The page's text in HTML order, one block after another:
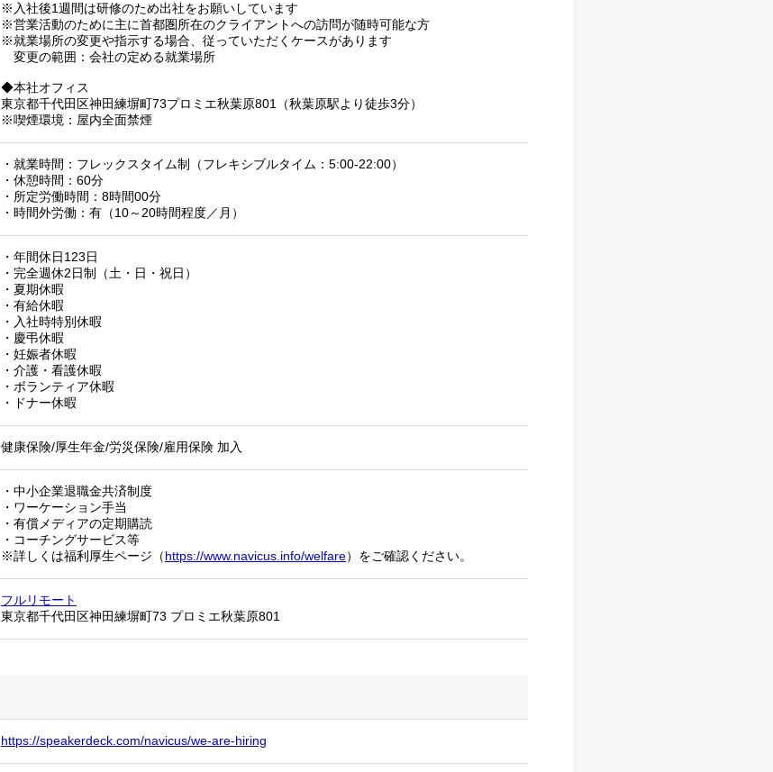
※入社後1週間は研修のため出社をお願いしています
※営業活動のために主に首都圏所在のクライアントへの訪問が随時可能な方
※就業場所の変更や指示する場合、従っていただくケースがあります
​ 変更の範囲：会社の定める就業場所
◆​本社オフィス
東京都千代田区神田練塀町73プロミエ秋葉原801（秋葉原駅より徒歩3分）
※喫煙環境：屋内全面禁煙
・就業時間：フレックスタイム制（フレキシブルタイム：5:00-22:00）
・休憩時間：60分
・所定労働時間：8時間00分
・時間外労働：有（10～20時間程度／月）
・年間休日123日
・完全週休2日制（土・日・祝日）
・夏期休暇
・有給休暇
・入社時特別休暇
・慶弔休暇
・妊娠者休暇
・介護・看護休暇
・ボランティア休暇
・ドナー休暇
健康保険/厚生年金/労災保険/雇用保険 加入
・中小企業退職金共済制度
・ワーケーション手当
・有償メディアの定期購読
・コーチングサービス等
※詳しくは福利厚生ページ（https://www.navicus.info/welfare）をご確認ください。
フルリモート
東京都千代田区神田練塀町73 プロミエ秋葉原801
https://speakerdeck.com/navicus/we-are-hiring